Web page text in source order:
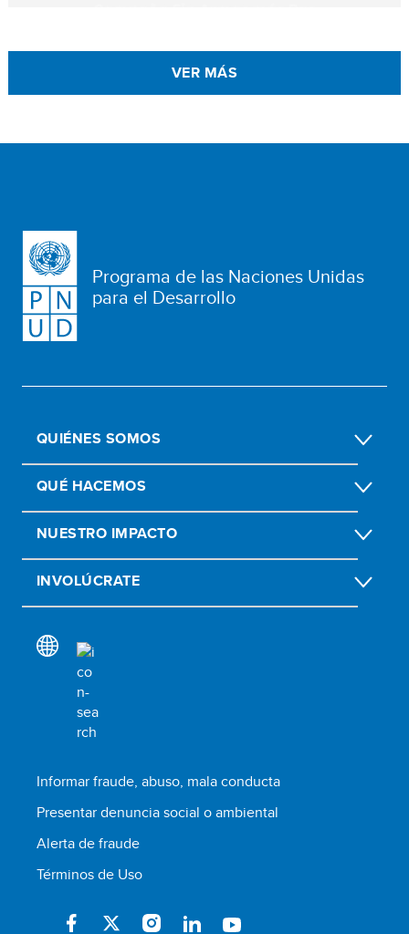
VER MÁS
Programa de las Naciones Unidas
para el Desarrollo
QUIÉNES SOMOS
QUÉ HACEMOS
NUESTRO IMPACTO
INVOLÚCRATE
Informar fraude, abuso, mala conducta
Presentar denuncia social o ambiental
Alerta de fraude
Términos de Uso